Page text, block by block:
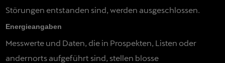
Störungen entstanden sind, werden ausgeschlossen.
Energieangaben
Messwerte und Daten, die in Prospekten, Listen oder
andernorts aufgeführt sind, stellen blosse